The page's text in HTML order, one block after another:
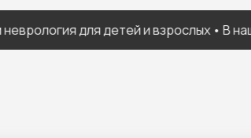
для детей и взрослых • В нашей